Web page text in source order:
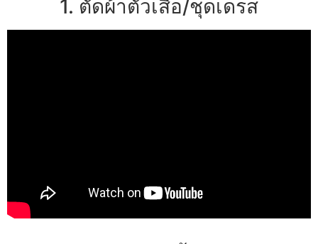
1. ตัดผ้าตัวเสื้อ/ชุดเดรส